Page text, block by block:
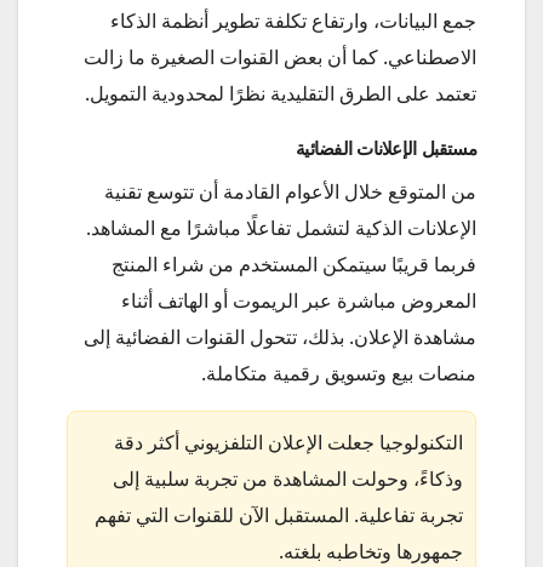
جمع البيانات، وارتفاع تكلفة تطوير أنظمة الذكاء
الاصطناعي. كما أن بعض القنوات الصغيرة ما زالت
تعتمد على الطرق التقليدية نظرًا لمحدودية التمويل.
مستقبل الإعلانات الفضائية
من المتوقع خلال الأعوام القادمة أن تتوسع تقنية
الإعلانات الذكية لتشمل تفاعلًا مباشرًا مع المشاهد.
فربما قريبًا سيتمكن المستخدم من شراء المنتج
المعروض مباشرة عبر الريموت أو الهاتف أثناء
مشاهدة الإعلان. بذلك، تتحول القنوات الفضائية إلى
منصات بيع وتسويق رقمية متكاملة.
التكنولوجيا جعلت الإعلان التلفزيوني أكثر دقة
وذكاءً، وحولت المشاهدة من تجربة سلبية إلى
تجربة تفاعلية. المستقبل الآن للقنوات التي تفهم
جمهورها وتخاطبه بلغته.